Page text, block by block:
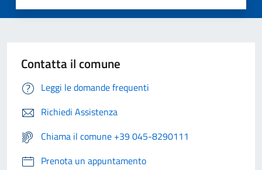
Contatta il comune
Leggi le domande frequenti
Richiedi Assistenza
Chiama il comune +39 045-8290111
Prenota un appuntamento